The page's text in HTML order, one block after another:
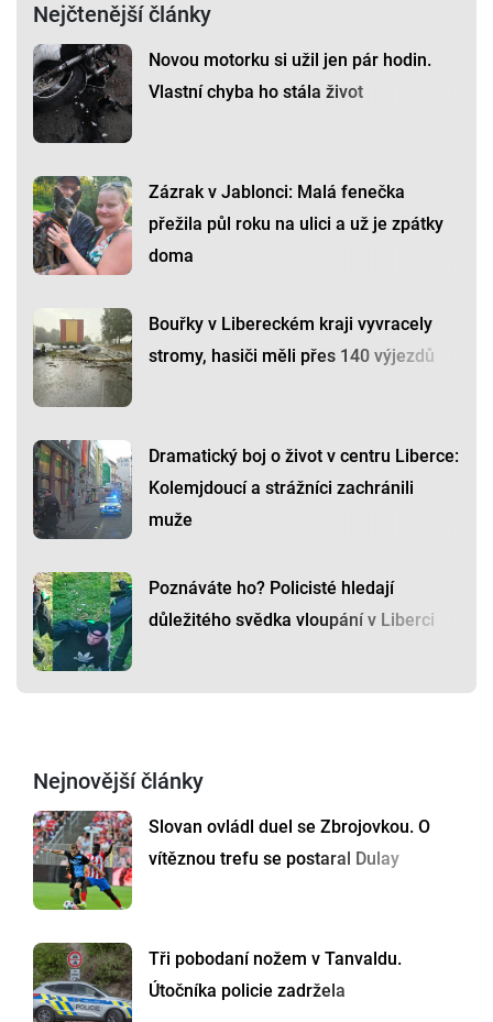
Nejčtenější články
Novou motorku si užil jen pár hodin.
Vlastní chyba ho stála život
Zázrak v Jablonci: Malá fenečka
přežila půl roku na ulici a už je zpátky
doma
Bouřky v Libereckém kraji vyvracely
stromy, hasiči měli přes 140 výjezdů
Dramatický boj o život v centru Liberce:
Kolemjdoucí a strážníci zachránili
muže
Poznáváte ho? Policisté hledají
důležitého svědka vloupání v Liberci
Nejnovější články
Slovan ovládl duel se Zbrojovkou. O
vítěznou trefu se postaral Dulay
Tři pobodaní nožem v Tanvaldu.
Útočníka policie zadržela